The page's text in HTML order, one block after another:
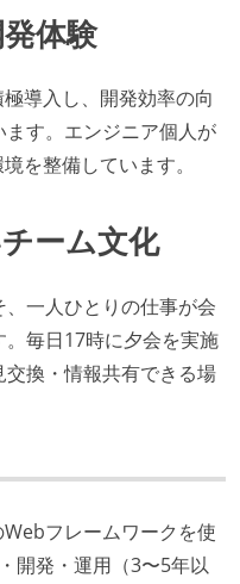
体験
導入し、開発効率の向
す。エンジニア個人が
を整備しています。
ーム文化
一人ひとりの仕事が会
毎日17時に夕会を実施
換・情報共有できる場
フレームワークを使
開発・運用（3〜5年以